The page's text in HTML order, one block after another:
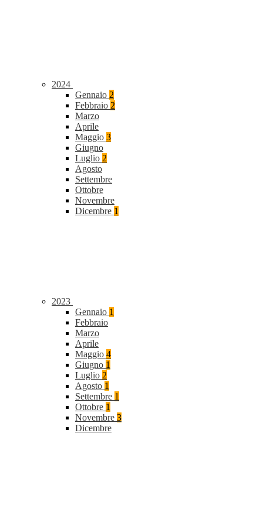
2024
Gennaio 2
Febbraio 2
Marzo
Aprile
Maggio 3
Giugno
Luglio 2
Agosto
Settembre
Ottobre
Novembre
Dicembre 1
2023
Gennaio 1
Febbraio
Marzo
Aprile
Maggio 4
Giugno 1
Luglio 2
Agosto 1
Settembre 1
Ottobre 1
Novembre 3
Dicembre